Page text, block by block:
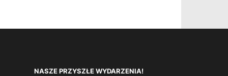
NASZE PRZYSZŁE WYDARZENIA!